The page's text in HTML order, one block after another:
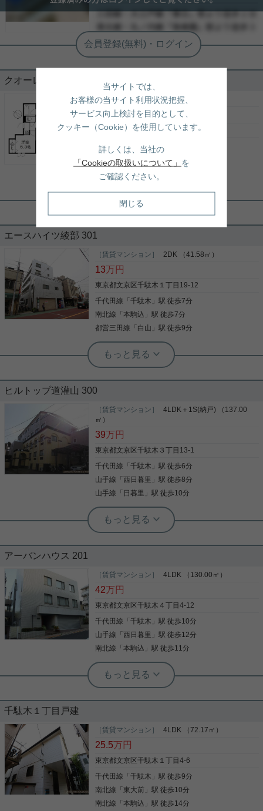
クオーレ谷中 201
［賃貸マンション］ 2LDK （60.99㎡）
27.6万円
東京都台東区谷中３丁目20
山手線
「 西日暮里 」駅 徒歩5分
千代田線「千駄木」駅 徒歩8分
山手線「 日暮里」駅 徒歩11分
根津駅前センター（実用根津ホーム株式会社 根津駅前センター） スタ
ッフ小西
ペット共生型マンション
周辺環境も良く複数路線利用可能 ６０㎡超の２LDK
が登場 収納も豊富でゆったりしています。 ペットの
飼育も可能です。 お問い合わせお待ちしておりま
す。
写真(9)
エースハイツ綾部 301
［賃貸マンション］ 2DK （41.58㎡）
13万円
東京都文京区千駄木１丁目19-12
千代田線 「千駄木 」駅 徒歩7分
南北線 「本駒込 」駅 徒歩7分
都営三田線 「 白山 」駅 徒歩9分
実用春日ホーム 本店 ルームアドバイザー
2ＤＫ★洋室☆水廻り独立★
住まいをお探しなら「エースハイツ綾部」。 水廻り
は全て独立してます。 独立した洗面所の物件は、女
性に非常に好評です。 引っ越しを検討しているな
ら、お気軽にご連絡ください(^^) ※現在、エレベー
ターは故障中で使用できません。
写真(9)
ヒルトップ道灌山 300
［賃貸マンション］
4LDK＋1S(納戸) （137.00
㎡）
39万円
東京都文京区千駄木３丁目13-1
千代田線 「千駄木 」駅 徒歩6分
山手線 「西日暮里 」駅 徒歩8分
山手線 「 日暮里 」駅 徒歩10分
根津駅前センター（実用根津ホーム株式会社 根津駅前センター） スタ
ッフ小西
１３７平米超の大型マンション
人気の『千駄木小学区』から なかなかお目にかかれ
ない超大型住戸が登場です！ 歴史ある道灌山丘の頂
上にあるこちらのマンション なんと広さは１３７平
米！ 今回は４SＬＤＫタイプ。 リビングだけで１８
す。 人気学区の超大型！ 一見の価値ある物件となっ
ております。 是非、ご検討下さい。
写真(9)
アーバンハウス 201
［賃貸マンション］ 4LDK （130.00㎡）
42万円
東京都文京区千駄木４丁目4-12
千代田線 「千駄木 」駅 徒歩10分
山手線 「西日暮里 」駅 徒歩12分
南北線 「本駒込 」駅 徒歩11分
根津駅前センター（実用根津ホーム株式会社 根津駅前センター） スタ
ッフ小西
千駄木小学区の大型ファミリータイプ
賃貸では珍しい、居室４部屋の大型物件 LDKは２８
帖もありゆったりとした造りになっています。 周辺
環境も良く買い物も便利なエリアです。
写真(9)
千駄木１丁目戸建
［賃貸マンション］ 4LDK （72.17㎡）
25.5万円
東京都文京区千駄木１丁目4-6
千代田線 「千駄木 」駅 徒歩9分
南北線 「 東大前 」駅 徒歩10分
南北線 「本駒込 」駅 徒歩14分
当サイトでは、
お客様の当サイト利用状況把握、
サービス向上検討を目的として、
クッキー（Cookie）を使用しています。
詳しくは、当社の
「Cookieの取扱いについて」 を
ご確認ください。
閉じる